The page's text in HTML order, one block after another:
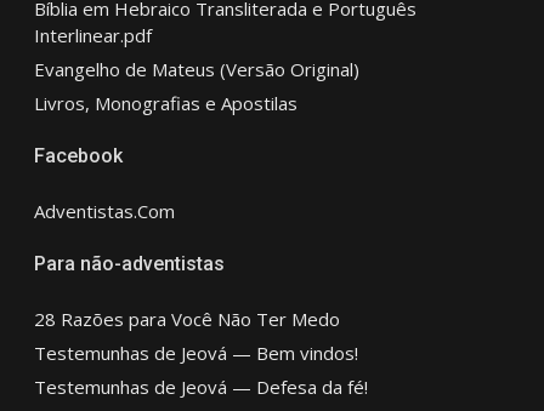
Bíblia em Hebraico Transliterada e Português
Interlinear.pdf
Evangelho de Mateus (Versão Original)
Livros, Monografias e Apostilas
Facebook
Adventistas.Com
Para não-adventistas
28 Razões para Você Não Ter Medo
Testemunhas de Jeová — Bem vindos!
Testemunhas de Jeová — Defesa da fé!